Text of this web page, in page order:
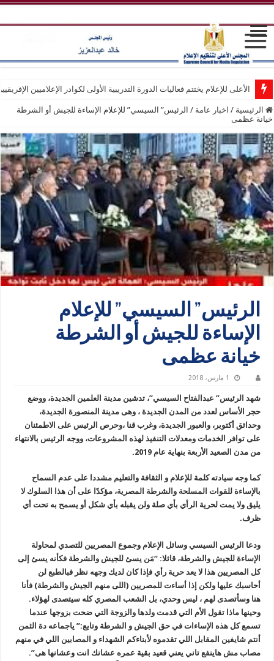
الأعلى للإعلام يختتم فعاليات الدورة التدريبية الأولى لكوادر الإعلاميين
الرئيسية / اخبار عامة / الرئيس” السيسي” للإعلام الإساءة للجيش أو الشرطة
خيانة عظمى
الرئيس” السيسي” للإعلام
الإساءة للجيش أو الشرطة
خيانة عظمى
1 مارس، 2018
شهد الرئيس” عبدالفتاح السيسي”، تدشين مدينة العلمين الجديدة، ووضع
حجر الأساس لعدد من المدن الجديدة ، وهى مدينة المنصورة الجديدة،
وحدائق أكتوبر، والعبور الجديدة، وغرب قنا ،وحرص الرئيس على الاطمئنان
على توافر الخدمات ومعدلات التنفيذ لهذه المشروعات، ووجه الرئيس بالانتهاء
من مدن الصعيد الأربعة بنهاية عام 2019.
كما وجه سيادته كلمة للإعلام و الثقافة والتعليم مشددا على عدم السماح
بالإساءة للقوات المسلحة والشرطة المصرية، مؤكدًا على أن هذا السلوك لا
يليق ولا يمت لحرية الرأي بأي صلة ولن يقبله بأي شكل أو يسمح به تحت أي
ظرف.
ودعا الرئيس السيسي وسائل الإعلام وجموع المصريين للتصدي لمحاولة
الإساءة للجيش والشرطة، قائلا: “مَن يسئ للجيش والشرطة فكأنه يسئ إلى
كل المصريين هذا لا يعد حرية رأي فإذا كان لديك وجهه نظر فبالطبع لن
أحاسبك عليها ولكن إذا أساءت للمصريين (اللى منهم الجيش والشرطة) فأنا
هنا وسأتصدى لهم ، ليس وحدي، بل الشعب المصري كله سيتصدى لهؤلاء.
وحينها ماذا تقول الأم التي قدمت ولدها والزوجة التي ضحت بزوجها عندما
تسمع كل هذه الإساءات في حق الجيش و الشرطة وتابع:” ياجماعه دة الثمن
أنتم شايفين المقابل اللي تقدموه لأبناءكم الشهداء و المصابين اللي في منهم
مصاب مش هاينفع تاني يعني قعيد بقية عمره عشانك انت وعشانها هى”.